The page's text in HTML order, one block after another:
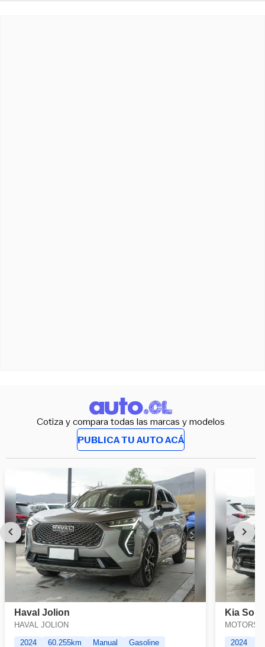
Cotiza y compara todas las marcas y modelos
PUBLICA TU AUTO ACÁ